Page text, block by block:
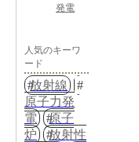
発電
人気のキーワ
ード
放射線
原子力発
電
原子
炉
放射性